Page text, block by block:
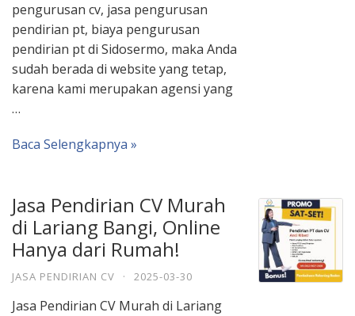
pengurusan cv, jasa pengurusan
pendirian pt, biaya pengurusan
pendirian pt di Sidosermo, maka Anda
sudah berada di website yang tetap,
karena kami merupakan agensi yang
…
Baca Selengkapnya »
Jasa Pendirian CV Murah
di Lariang Bangi, Online
Hanya dari Rumah!
JASA PENDIRIAN CV · 2025-03-30
Jasa Pendirian CV Murah di Lariang